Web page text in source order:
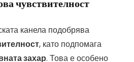
чувствителност
канела подобрява
, като подпомага
захар. Това е особено